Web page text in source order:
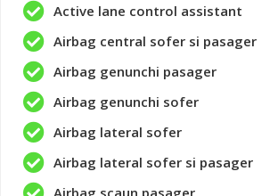
Active lane control assistant
Airbag central sofer si pasager
Airbag genunchi pasager
Airbag genunchi sofer
Airbag lateral sofer
Airbag lateral sofer si pasager
Airbag scaun pasager